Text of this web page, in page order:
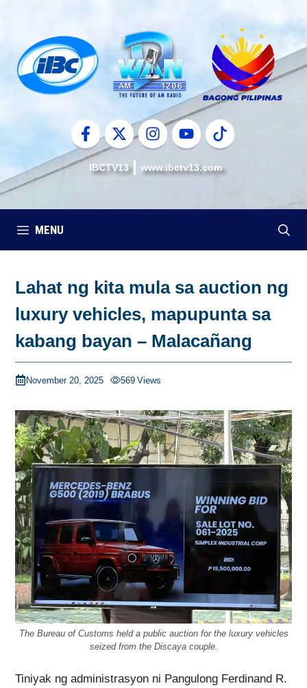
content
IBCTV13 www.ibctv13.com
MENU
Lahat ng kita mula sa auction ng
luxury vehicles, mapupunta sa
kabang bayan – Malacañang
November 20, 2025 569 Views
The Bureau of Customs held a public auction for the luxury vehicles
seized from the Discaya couple.
Tiniyak ng administrasyon ni Pangulong Ferdinand R.